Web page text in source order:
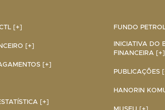
[+]
[+]
[+]
[+]
FUNDO
INICIATIVA DO
FINANCEIRA [+]
PUBLICAÇÕES
HANORIN